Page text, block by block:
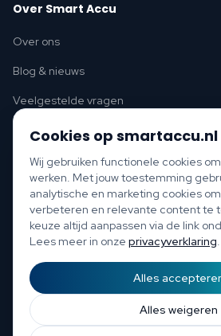
Bespaar tot €1.200 per jaar
Gratis scan of plan direct een afspraak
Cookies op smartaccu.nl
Wij gebruiken functionele cookies
werken. Met jouw toestemming
analytische en marketing cookies
verbeteren en relevante content te
keuze altijd aanpassen via de link
Lees meer in onze privacyverklaring.
Alles weigeren
Alles
Over Smart Accu
Over ons
Blog & nieuws
Veelgestelde vragen
Thuisbatterij per provincie
Noord-Holland Zuid-HollandUtrecht
Thuisbatterij per stad
Amsterdam Den Haag